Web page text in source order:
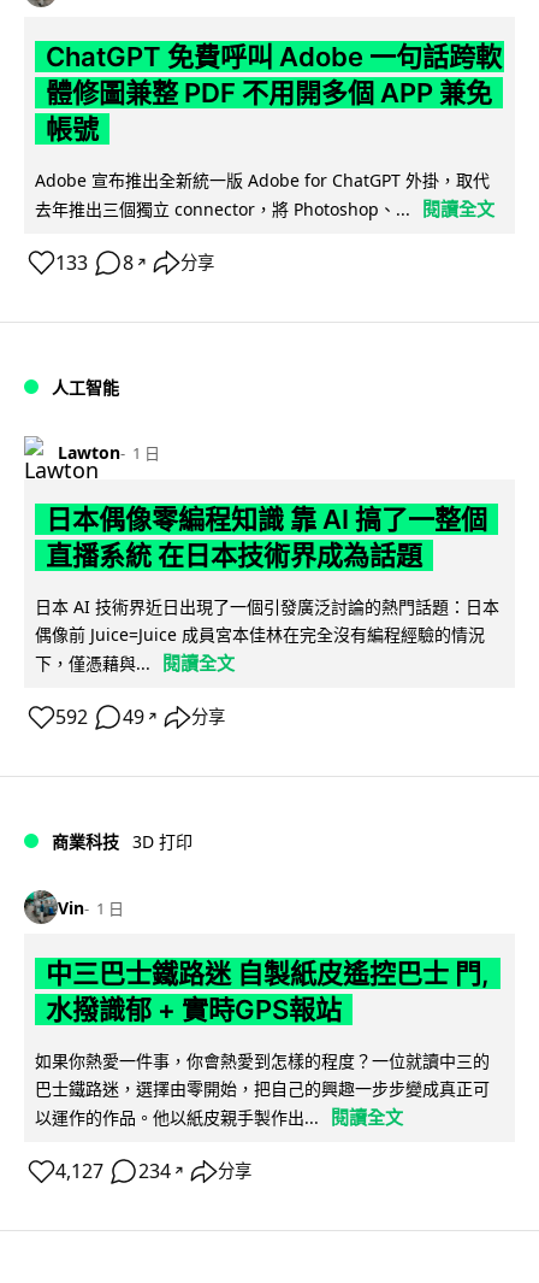
ChatGPT 免費呼叫 Adobe 一句話跨軟
體修圖兼整 PDF 不用開多個 APP 兼免
帳號
Adobe 宣布推出全新統一版 Adobe for ChatGPT 外掛，取代
去年推出三個獨立 connector，將 Photoshop、...
閱讀全文
133 8 ↗ 分享
人工智能
Lawton 1 日
日本偶像零編程知識 靠 AI 搞了一整個
直播系統 在日本技術界成為話題
日本 AI 技術界近日出現了一個引發廣泛討論的熱門話題：日本
偶像前 Juice=Juice 成員宮本佳林在完全沒有編程經驗的情況
下，僅憑藉與...
閱讀全文
592 49 ↗ 分享
商業科技 3D 打印
Vin 1 日
中三巴士鐵路迷 自製紙皮遙控巴士 門,
水撥識郁 + 實時GPS報站
如果你熱愛一件事，你會熱愛到怎樣的程度？一位就讀中三的
巴士鐵路迷，選擇由零開始，把自己的興趣一步步變成真正可
以運作的作品。他以紙皮親手製作出...
閱讀全文
4,127 234 ↗ 分享